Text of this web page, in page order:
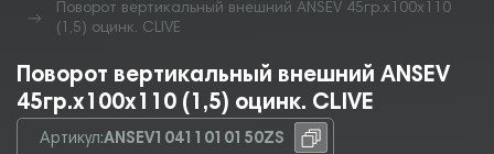
Поворот вертикальный внешний ANSEV 45гр.х100х110
(1,5) оцинк. CLIVE
Поворот вертикальный внешний ANSEV
45гр.х100х110 (1,5) оцинк. CLIVE
Артикул:ANSEV10411010150ZS